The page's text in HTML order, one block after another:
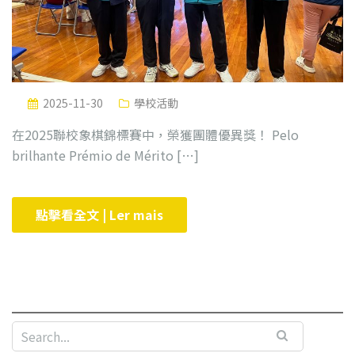
2025-11-30 學校活動
在2025聯校象棋錦標賽中，榮獲團體優異獎！ Pelo
brilhante Prémio de Mérito […]
點擊看全文 | Ler mais